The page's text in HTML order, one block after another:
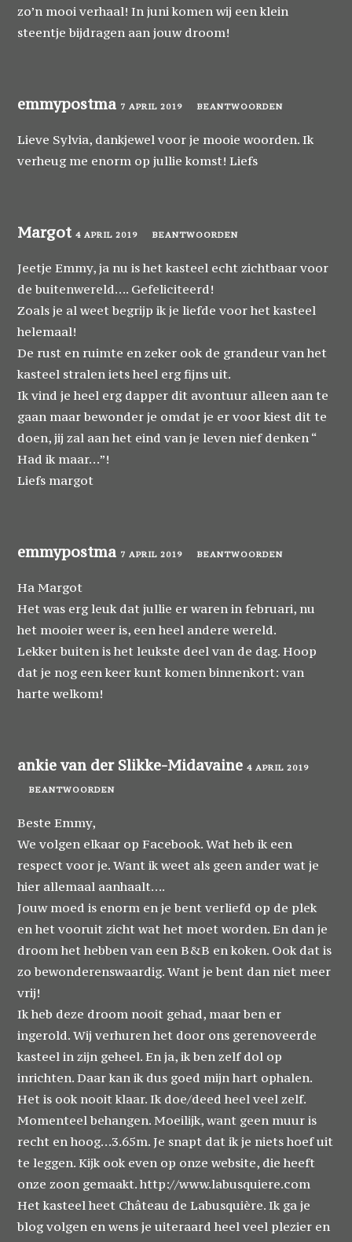
zo’n mooi verhaal! In juni komen wij een klein
steentje bijdragen aan jouw droom!
emmypostma 7 APRIL 2019 BEANTWOORDEN
Lieve Sylvia, dankjewel voor je mooie woorden. Ik
verheug me enorm op jullie komst! Liefs
Margot 4 APRIL 2019 BEANTWOORDEN
Jeetje Emmy, ja nu is het kasteel echt zichtbaar voor
de buitenwereld…. Gefeliciteerd!
Zoals je al weet begrijp ik je liefde voor het kasteel
helemaal!
De rust en ruimte en zeker ook de grandeur van het
kasteel stralen iets heel erg fijns uit.
Ik vind je heel erg dapper dit avontuur alleen aan te
gaan maar bewonder je omdat je er voor kiest dit te
doen, jij zal aan het eind van je leven nief denken “
Had ik maar…”!
Liefs margot
emmypostma 7 APRIL 2019 BEANTWOORDEN
Ha Margot
Het was erg leuk dat jullie er waren in februari, nu
het mooier weer is, een heel andere wereld.
Lekker buiten is het leukste deel van de dag. Hoop
dat je nog een keer kunt komen binnenkort: van
harte welkom!
ankie van der Slikke-Midavaine 4 APRIL 2019
BEANTWOORDEN
Beste Emmy,
We volgen elkaar op Facebook. Wat heb ik een
respect voor je. Want ik weet als geen ander wat je
hier allemaal aanhaalt….
Jouw moed is enorm en je bent verliefd op de plek
en het vooruit zicht wat het moet worden. En dan je
droom het hebben van een B&B en koken. Ook dat is
zo bewonderenswaardig. Want je bent dan niet meer
vrij!
Ik heb deze droom nooit gehad, maar ben er
ingerold. Wij verhuren het door ons gerenoveerde
kasteel in zijn geheel. En ja, ik ben zelf dol op
inrichten. Daar kan ik dus goed mijn hart ophalen.
Het is ook nooit klaar. Ik doe/deed heel veel zelf.
Momenteel behangen. Moeilijk, want geen muur is
recht en hoog…3.65m. Je snapt dat ik je niets hoef uit
te leggen. Kijk ook even op onze website, die heeft
onze zoon gemaakt.http://www.labusquiere.com
Het kasteel heet Château de Labusquière. Ik ga je
blog volgen en wens je uiteraard heel veel plezier en